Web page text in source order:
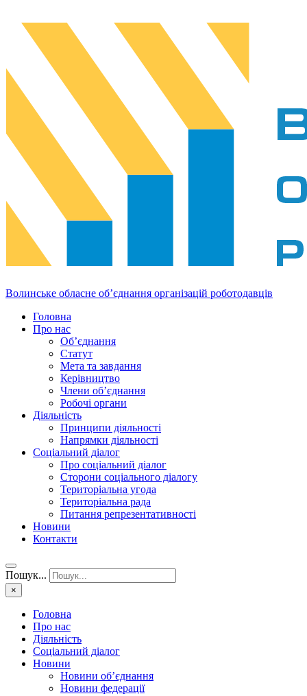
Волинське обласне об’єднання організацій роботодавців
Головна
Про нас
Об’єднання
Статут
Мета та завдання
Керівництво
Члени об’єднання
Робочі органи
Діяльність
Принципи діяльності
Напрямки діяльності
Соціальний діалог
Про соціальний діалог
Сторони соціального діалогу
Територіальна угода
Територіальна рада
Питання репрезентативності
Новини
Контакти
Пошук...
×
Головна
Про нас
Діяльність
Соціальний діалог
Новини
Новини об’єднання
Новини федерації